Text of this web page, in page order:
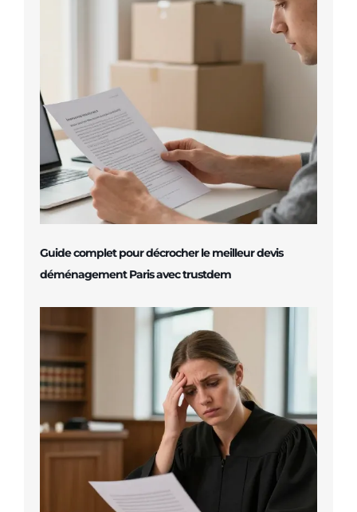
Guide complet pour décrocher le meilleur devis
déménagement Paris avec trustdem